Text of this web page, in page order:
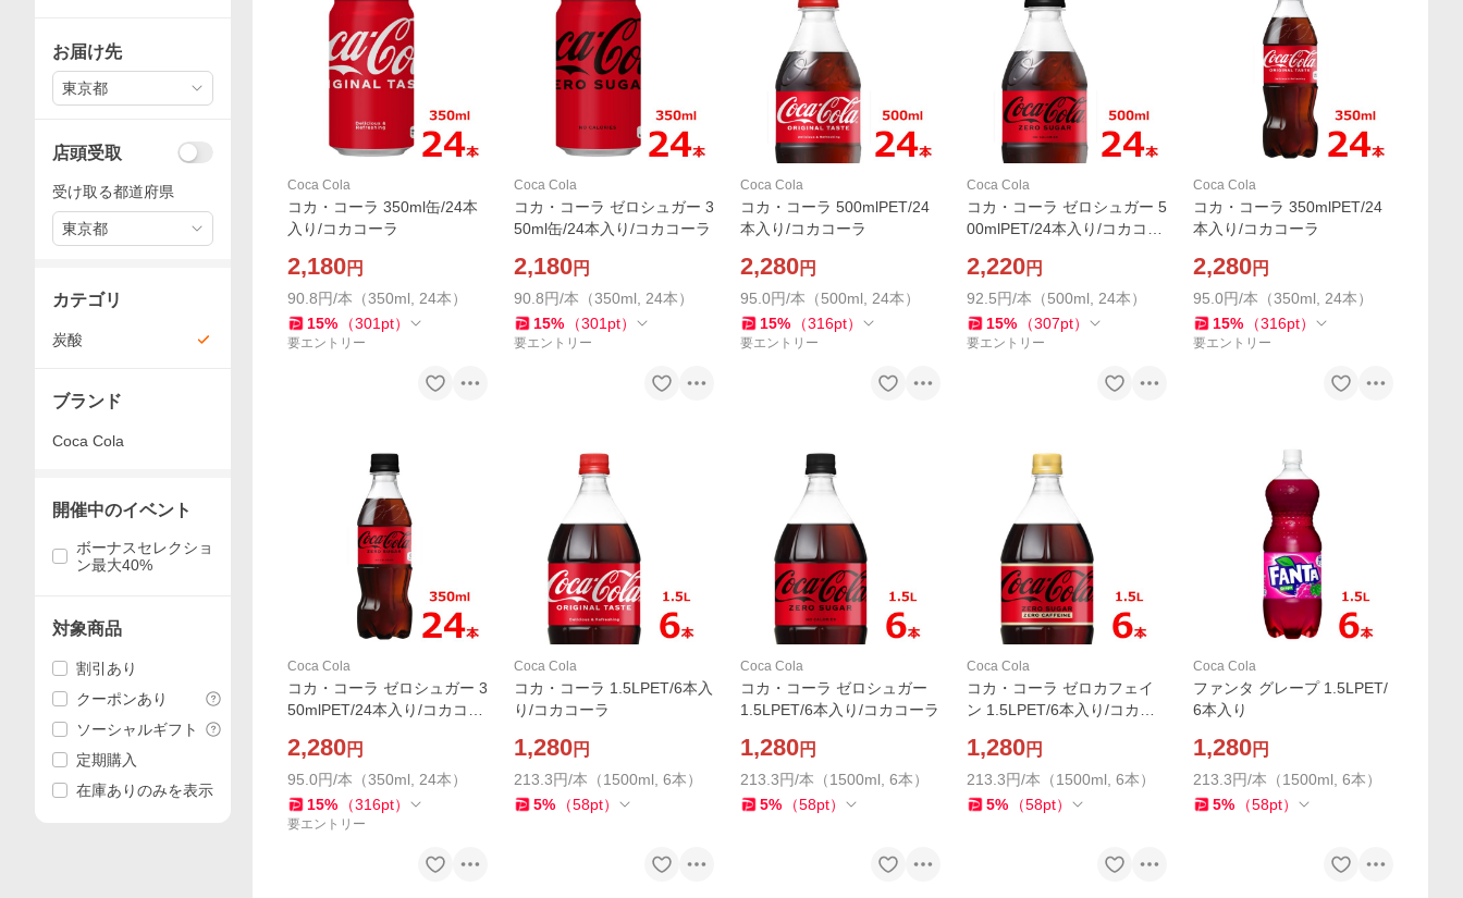
Coca Cola
コカ・コーラ 350ml缶/24本
入り/コカコーラ
2,180円
90.8円/本（350ml, 24本）
15% （301 pt）
要エントリー
Coca Cola
コカ・コーラ ゼロシュガー 3
50ml缶/24本入り/コカコーラ
2,180円
90.8円/本（350ml, 24本）
15% （301 pt）
要エントリー
Coca Cola
コカ・コーラ 500mlPET/24
本入り/コカコーラ
2,280円
95.0円/本（500ml, 24本）
15% （316pt）
要エントリー
Coca Cola
コカ・コーラ ゼロシュガー 5
00mlPET/24本入り/コカコー
2,220円
92.5円/本（500ml, 24本）
15% （307pt）
要エントリー
Coca Cola
コカ・コーラ 350mlPET/24
本入り/コカコーラ
2,280円
95.0円/本（350ml, 24本）
15% （316pt）
要エントリー
Coca Cola
コカ・コーラ ゼロシュガー 3
50mlPET/24本入り/コカコー
2,280円
95.0円/本（350ml, 24本）
15% （316pt）
要エントリー
Coca Cola
コカ・コーラ 1.5LPET/6本入
り/コカコーラ
1,280円
213.3円/本（1500ml, 6本）
5% （58pt）
Coca Cola
コカ・コーラ ゼロシュガー
1.5LPET/6本入り/コカコーラ
1,280円
213.3円/本（1500ml, 6本）
5% （58pt）
Coca Cola
コカ・コーラ ゼロカフェイ
ン 1.5LPET/6本入り/コカコ
1,280円
213.3円/本（1500ml, 6本）
5% （58pt）
Coca Cola
ファンタ グレープ 1.5LPET/
6本入り
1,280円
213.3円/本（1500ml, 6本）
5% （58pt）
お届け先
東京都
店頭受取
受け取る都道府県
東京都
カテゴリ
炭酸
ブランド
Coca Cola
開催中のイベント
ボーナスセレクショ
ン最大40%
対象商品
割引あり
クーポンあり
ソーシャルギフト
定期購入
在庫ありのみを表示